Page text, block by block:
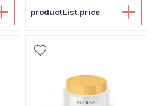
productList.price